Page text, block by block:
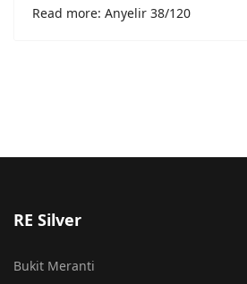
Read more: Anyelir 38/120
RE Silver
Bukit Meranti